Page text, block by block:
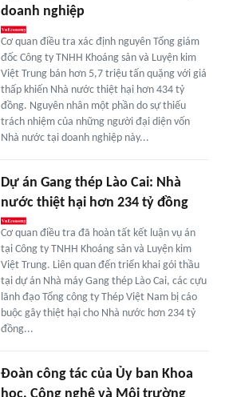
doanh nghiệp
Cơ quan điều tra xác định nguyên Tổng giám
đốc Công ty TNHH Khoáng sản và Luyện kim
Việt Trung bán hơn 5,7 triệu tấn quặng với giá
thấp khiến Nhà nước thiệt hại hơn 434 tỷ
đồng. Nguyên nhân một phần do sự thiếu
trách nhiệm của những người đại diện vốn
Nhà nước tại doanh nghiệp này...
Dự án Gang thép Lào Cai: Nhà
nước thiệt hại hơn 234 tỷ đồng
Cơ quan điều tra đã hoàn tất kết luận vụ án
tại Công ty TNHH Khoáng sản và Luyện kim
Việt Trung. Liên quan đến triển khai gói thầu
tại dự án Nhà máy Gang thép Lào Cai, các cựu
lãnh đạo Tổng công ty Thép Việt Nam bị cáo
buộc gây thiệt hại cho Nhà nước hơn 234 tỷ
đồng...
Đoàn công tác của Ủy ban Khoa
học, Công nghệ và Môi trường